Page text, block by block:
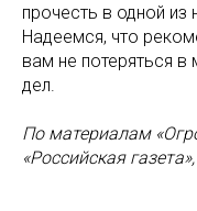
прочесть в одной из
Надеемся, что
вам не потеряться
дел.
По материалам
«Российская